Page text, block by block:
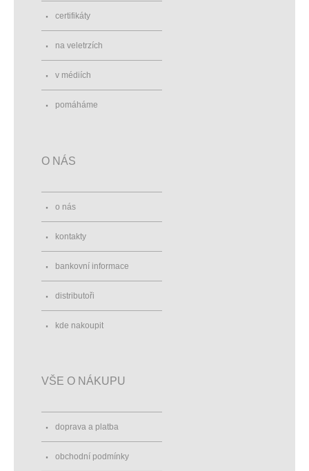
certifikáty
na veletrzích
v médiích
pomáháme
O NÁS
o nás
kontakty
bankovní informace
distributoři
kde nakoupit
VŠE O NÁKUPU
doprava a platba
obchodní podmínky